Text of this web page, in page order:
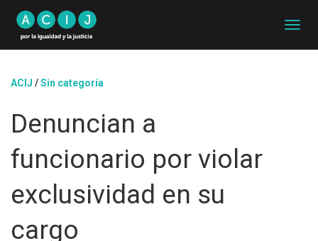
A
ACIJ /Sin categoría
Denuncian a
funcionario por violar
exclusividad en su
cargo